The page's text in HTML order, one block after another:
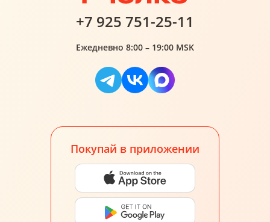
+7 925 751-25-11
Ежедневно 8:00 – 19:00 MSK
Покупай в приложении